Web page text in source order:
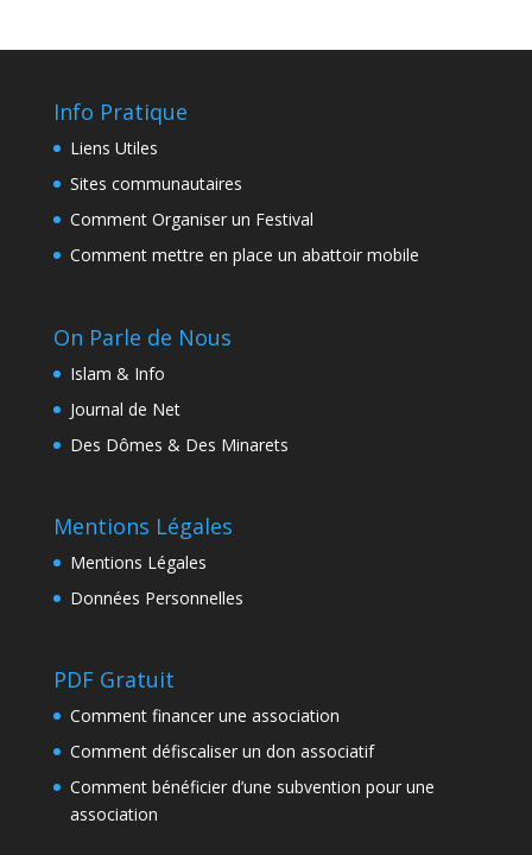
Info Pratique
Liens Utiles
Sites communautaires
Comment Organiser un Festival
Comment mettre en place un abattoir mobile
On Parle de Nous
Islam & Info
Journal de Net
Des Dômes & Des Minarets
Mentions Légales
Mentions Légales
Données Personnelles
PDF Gratuit
Comment financer une association
Comment défiscaliser un don associatif
Comment bénéficier d’une subvention pour une
association